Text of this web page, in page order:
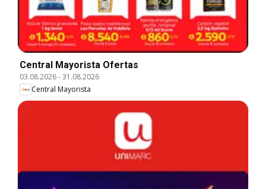
Central Mayorista Ofertas
03.08.2026-31.08.2026
Central Mayorista